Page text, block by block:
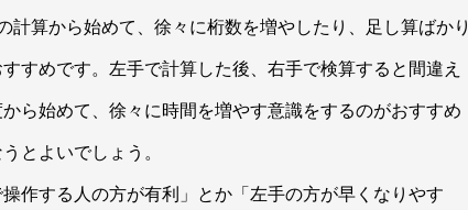
計算から始めて、徐々に桁数を増やしたり、足し算ばかり
すめです。左手で計算した後、右手で検算すると間違え
ら始めて、徐々に時間を増やす意識をするのがおすすめ
とよいでしょう。
作する人の方が有利」とか「左手の方が早くなりやす